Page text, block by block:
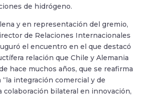
de hidrógeno.
y en representación del gremio,
de Relaciones Internacionales
el encuentro en el que destacó
relación que Chile y Alemania
hace muchos años, que se reafirma
integración comercial y de
colaboración bilateral en innovación,